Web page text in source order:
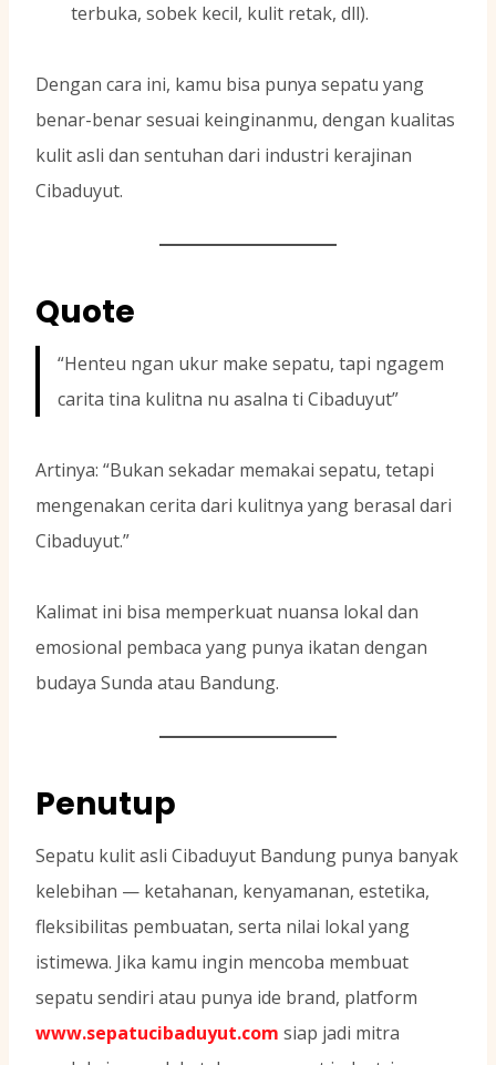
terbuka, sobek kecil, kulit retak, dll).
Dengan cara ini, kamu bisa punya sepatu yang
benar-benar sesuai keinginanmu, dengan kualitas
kulit asli dan sentuhan dari industri kerajinan
Cibaduyut.
Quote
“Henteu ngan ukur make sepatu, tapi ngagem
carita tina kulitna nu asalna ti Cibaduyut”
Artinya: “Bukan sekadar memakai sepatu, tetapi
mengenakan cerita dari kulitnya yang berasal dari
Cibaduyut.”
Kalimat ini bisa memperkuat nuansa lokal dan
emosional pembaca yang punya ikatan dengan
budaya Sunda atau Bandung.
Penutup
Sepatu kulit asli Cibaduyut Bandung punya banyak
kelebihan — ketahanan, kenyamanan, estetika,
fleksibilitas pembuatan, serta nilai lokal yang
istimewa. Jika kamu ingin mencoba membuat
sepatu sendiri atau punya ide brand, platform
www.sepatucibaduyut.com siap jadi mitra